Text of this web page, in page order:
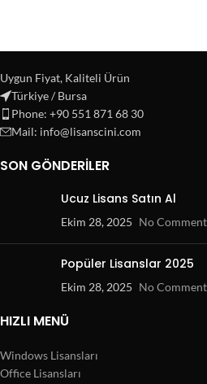
Uygun Fiyat, Kaliteli Ürün
Türkiye / Bursa
Phone: +90 551 871 68 30
Mail: info@lisanscini.com
SON GÖNDERILER
Ucuz Lisans Satın Al
Ekim 28, 2025 No
Popüler Lisanslar 2025
Ekim 28, 2025 No
HIZLI MENÜ
Windows Lisansları
Office Lisansları